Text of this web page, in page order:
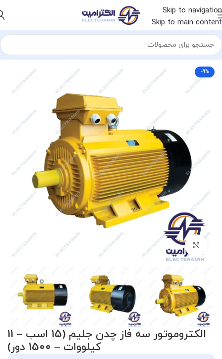
Skip to navigation
Skip to main content
خانه الکتروموتور الکتروموتور چینی الکتروموتور جلیم
-9%
برای بزرگنمایی کلیک کنید
الکتروموتور سه فاز چدن جلیم (15 اسب – 11
کیلووات – 1500 دور)